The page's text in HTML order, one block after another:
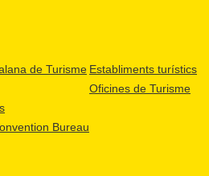
de Turisme
Bureau
Establiments turístics
Oficines de Turisme